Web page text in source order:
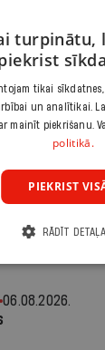
palika
06.08.2026.
turpinātu,
tikai
un analītikai.
mainīt piekrišanu.
politikā.
PIEKRIST
RĀDĪT